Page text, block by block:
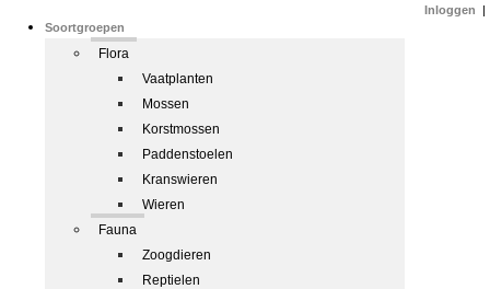
Soortgroepen
Flora
Vaatplanten
Mossen
Korstmossen
Paddenstoelen
Kranswieren
Wieren
Fauna
Zoogdieren
Reptielen
Inloggen |